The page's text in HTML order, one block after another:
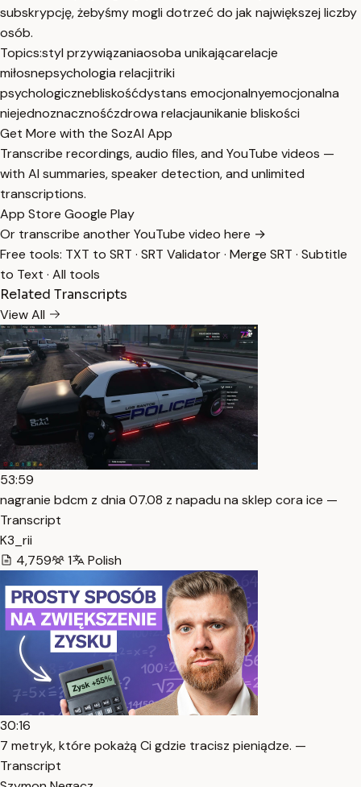
subskrypcję, żebyśmy mogli dotrzeć do jak największej liczby
osób.
Topics:styl przywiązaniaosoba unikającarelacje
miłosnepsychologia relacjitriki
psychologicznebliskośćdystans emocjonalnyemocjonalna
niejednoznacznośćzdrowa relacjaunikanie bliskości
Get More with the SozAI App
Transcribe recordings, audio files, and YouTube videos —
with AI summaries, speaker detection, and unlimited
transcriptions.
App Store Google Play
Or transcribe another YouTube video here →
Free tools: TXT to SRT · SRT Validator· Merge SRT · Subtitle
to Text · All tools
Related Transcripts
View All
53:59
nagranie bdcm z dnia 07.08 z napadu na sklep cora ice —
Transcript
K3_rii
4,759
1 Polish
30:16
7 metryk, które pokażą Ci gdzie tracisz pieniądze. —
Transcript